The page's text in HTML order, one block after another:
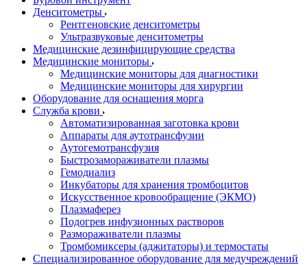
Денситометры
Рентгеновские денситометры
Ультразвуковые денситометры
Медицинские дезинфицирующие средства
Медицинские мониторы
Медицинские мониторы для диагностики
Медицинские мониторы для хирургии
Оборудование для оснащения морга
Служба крови
Автоматизированная заготовка крови
Аппараты для аутотрансфузии
Аутогемотрансфузия
Быстрозамораживатели плазмы
Гемодиализ
Инкубаторы для хранения тромбоцитов
Искусственное кровообращение (ЭКМО)
Плазмаферез
Подогрев инфузионных растворов
Размораживатели плазмы
Тромбомиксеры (аджитаторы) и термостаты
Специализированное оборудование для медучреждений